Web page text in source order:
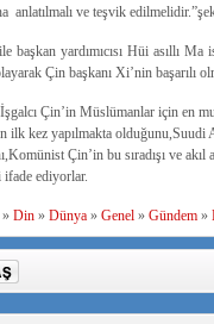
anlatılmalı ve teşvik
başkan yardımıcısı Hüi asıllı
Çin başkanı Xi’nin başarılı
Çin’in Müslümanlar için en
ilk kez yapılmakta olduğunu,Suudi
Çin’in bu sıradışı ve
ediyorlar.
Din» Dünya» Genel» Gündem»